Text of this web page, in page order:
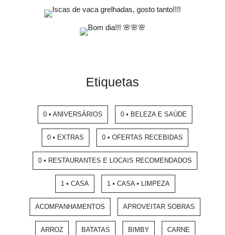
Etiquetas
0 • ANIVERSÁRIOS 0 • BELEZA E SAÚDE
0 • EXTRAS 0 • OFERTAS RECEBIDAS
0 • RESTAURANTES E LOCAIS RECOMENDADOS
1 • CASA 1 • CASA • LIMPEZA
ACOMPANHAMENTOS APROVEITAR SOBRAS
ARROZ BATATAS BIMBY CARNE